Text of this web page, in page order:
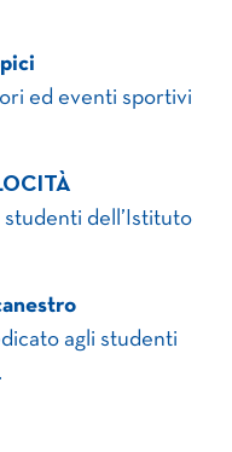
ed eventi sportivi
dell’Istituto
agli studenti